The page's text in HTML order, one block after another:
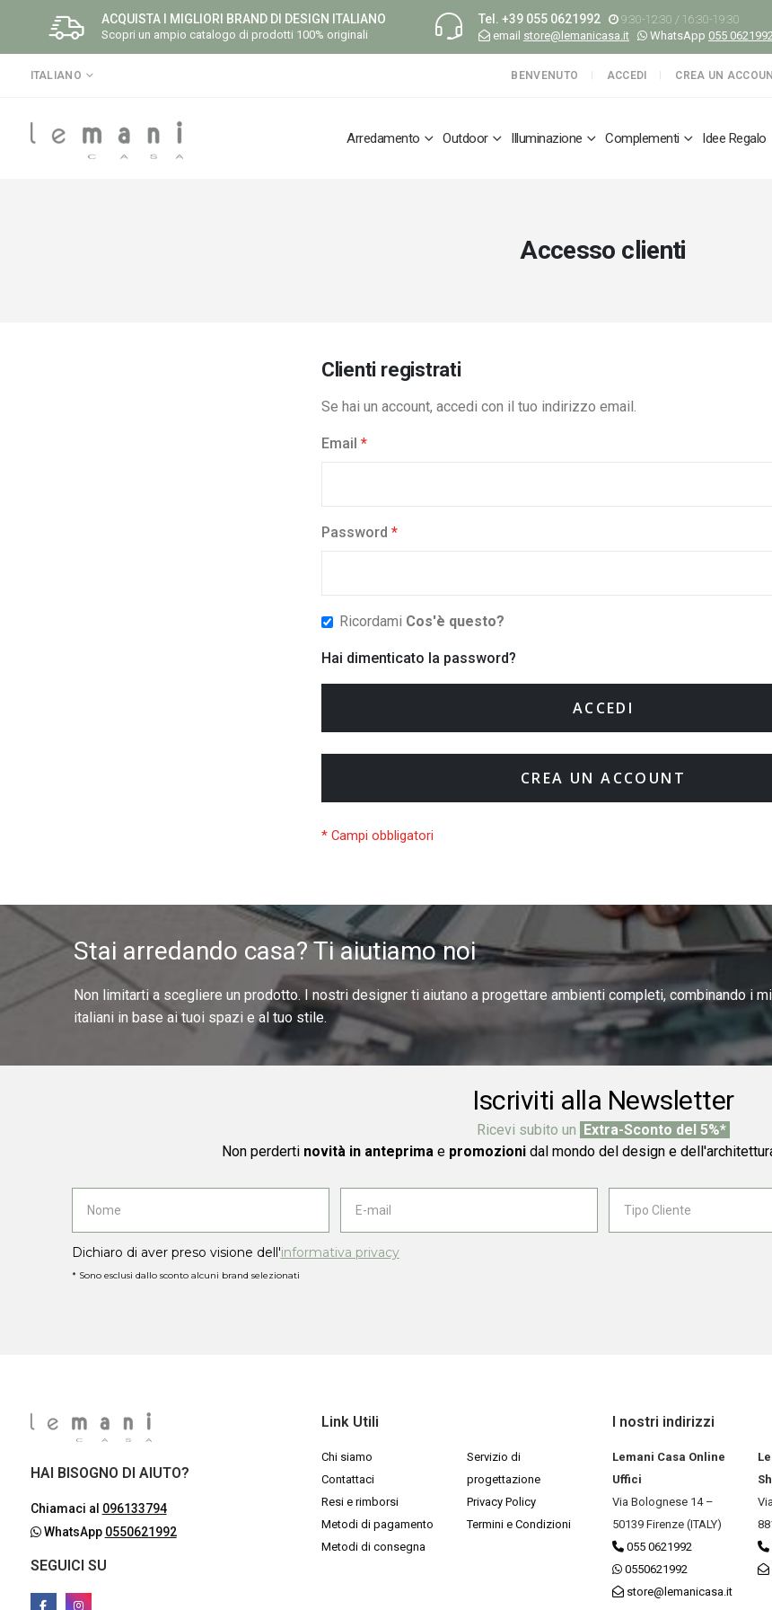
ACQUISTA I MIGLIORI BRAND DI DESIGN ITALIANO
Scopri un ampio catalogo di prodotti 100% originali
Tel. +39 055 0621992
9:30-12:30 / 16:30-19:30
email store@lemanicasa.it WhatsApp 055 0621992
LINGUA
ITALIANO BENVENUTO ACCEDI CREA UN
Arredamento Outdoor Illuminazione Complementi Idee Regalo
Accesso clienti
Clienti registrati
Se hai un account, accedi con il tuo indirizzo email.
Email
Password
Ricordami Cos'è questo?
Hai dimenticato la password?
ACCEDI
CREA UN ACCOUNT
Stai arredando casa? Ti aiutiamo noi
Non limitarti a scegliere un prodotto. I nostri designer ti aiutano a progettare ambienti completi, combinando i
italiani in base ai tuoi spazi e al tuo stile.
Iscriviti alla Newsletter
Ricevi subito un Extra-Sconto del 5%*
Non perderti novità in anteprima e promozionidal mondo del design e
Dichiaro di aver preso visione dell'informativa privacy
* Sono esclusi dallo sconto alcuni brand selezionati
HAI BISOGNO DI AIUTO?
Chiamaci al 096133794
WhatsApp 0550621992
SEGUICI SU
Link Utili
Chi siamo
Contattaci
Resi e rimborsi
Metodi di pagamento
Metodi di consegna
Servizio di
progettazione
Privacy Policy
Termini e Condizioni
I nostri indirizzi
Lemani Casa Online
Uffici
Via Bolognese 14 –
50139 Firenze (ITALY)
055 0621992
0550621992
store@lemanicasa.it